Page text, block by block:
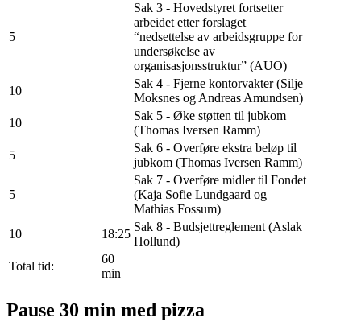
5
Sak 3 - Hovedstyret fortsetter
arbeidet etter forslaget
“nedsettelse av arbeidsgruppe for
undersøkelse av
organisasjonsstruktur” (AUO)
10
Sak 4 - Fjerne kontorvakter (Silje
Moksnes og Andreas Amundsen)
10
Sak 5 - Øke støtten til jubkom
(Thomas Iversen Ramm)
5
Sak 6 - Overføre ekstra beløp til
jubkom (Thomas Iversen Ramm)
5
Sak 7 - Overføre midler til Fondet
(Kaja Sofie Lundgaard og
Mathias Fossum)
10
18:25
Sak 8 - Budsjettreglement (Aslak
Hollund)
Total tid:
60
min
Pause 30 min med pizza